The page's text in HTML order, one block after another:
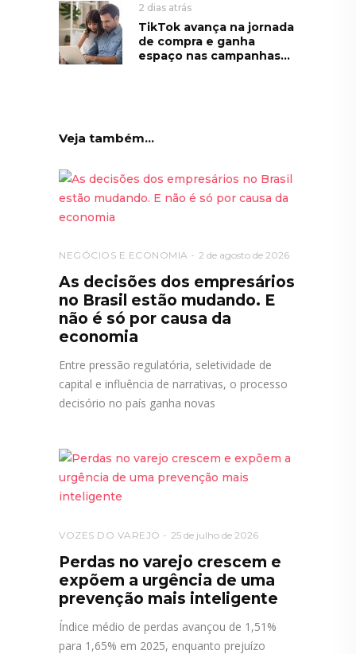
2 dias atrás
TikTok avança na jornada
de compra e ganha
espaço nas campanhas...
Veja também...
NEGÓCIOS E ECONOMIA 2 de agosto de 2026
As decisões dos empresários
no Brasil estão mudando. E
não é só por causa da
economia
Entre pressão regulatória, seletividade de
capital e influência de narrativas, o processo
decisório no país ganha novas
VOZES DO VAREJO 25 de julho de 2026
Perdas no varejo crescem e
expõem a urgência de uma
prevenção mais inteligente
Índice médio de perdas avançou de 1,51%
para 1,65% em 2025, enquanto prejuízo